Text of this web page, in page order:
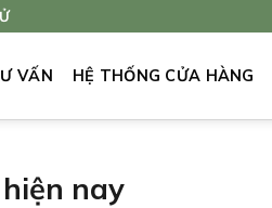
VẤN HỆ THỐNG CỬA HÀNG
nay